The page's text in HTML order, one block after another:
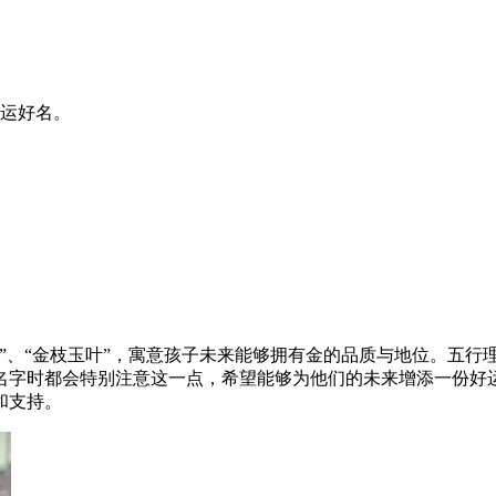
好名。
“金枝玉叶”，寓意孩子未来能够拥有金的品质与地位。五
时都会特别注意这一点，希望能够为他们的未来增添一份
持。